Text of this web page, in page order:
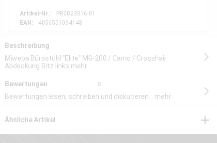
Artikel-Nr.:
PR0023016-01
EAN:
4056551094148
Beschreibung
Miweba Bürostuhl "Elite" MG-200 / Camo / Crosshair
Abdeckung Sitz links mehr
Bewertungen 0
Bewertungen lesen, schreiben und diskutieren... mehr
Ähnliche Artikel